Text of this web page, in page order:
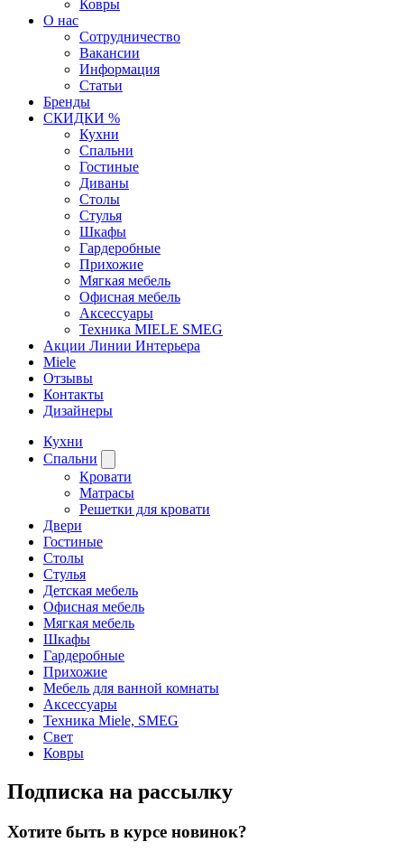
Ковры
О нас
Сотрудничество
Вакансии
Информация
Статьи
Бренды
СКИДКИ %
Кухни
Спальни
Гостиные
Диваны
Столы
Стулья
Шкафы
Гардеробные
Прихожие
Мягкая мебель
Офисная мебель
Аксессуары
Техника MIELE SMEG
Акции Линии Интерьера
Miele
Отзывы
Контакты
Дизайнеры
Кухни
Спальни
Кровати
Матрасы
Решетки для кровати
Двери
Гостиные
Столы
Стулья
Детская мебель
Офисная мебель
Мягкая мебель
Шкафы
Гардеробные
Прихожие
Мебель для ванной комнаты
Аксессуары
Техника Miele, SMEG
Свет
Ковры
Подписка на рассылку
Хотите быть в курсе новинок?